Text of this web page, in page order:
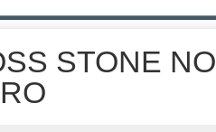
STONE NO